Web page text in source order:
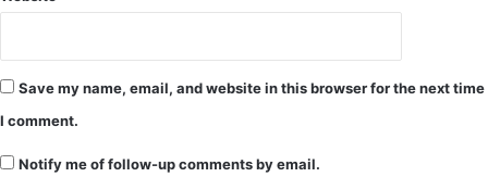
Save my name, email, and website in this browser for the next time
I comment.
Notify me of follow-up comments by email.